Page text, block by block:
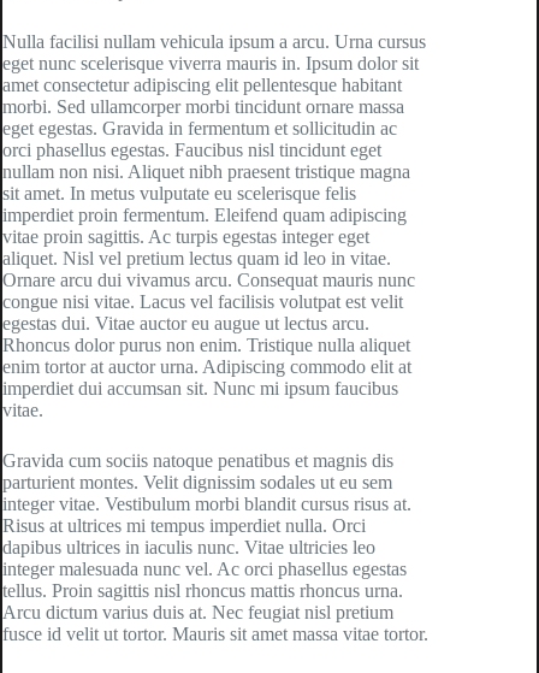
Nulla facilisi nullam vehicula ipsum a arcu. Urna cursus
eget nunc scelerisque viverra mauris in. Ipsum dolor sit
amet consectetur adipiscing elit pellentesque habitant
morbi. Sed ullamcorper morbi tincidunt ornare massa
eget egestas. Gravida in fermentum et sollicitudin ac
orci phasellus egestas. Faucibus nisl tincidunt eget
nullam non nisi. Aliquet nibh praesent tristique magna
sit amet. In metus vulputate eu scelerisque felis
imperdiet proin fermentum. Eleifend quam adipiscing
vitae proin sagittis. Ac turpis egestas integer eget
aliquet. Nisl vel pretium lectus quam id leo in vitae.
Ornare arcu dui vivamus arcu. Consequat mauris nunc
congue nisi vitae. Lacus vel facilisis volutpat est velit
egestas dui. Vitae auctor eu augue ut lectus arcu.
Rhoncus dolor purus non enim. Tristique nulla aliquet
enim tortor at auctor urna. Adipiscing commodo elit at
imperdiet dui accumsan sit. Nunc mi ipsum faucibus
vitae.
Gravida cum sociis natoque penatibus et magnis dis
parturient montes. Velit dignissim sodales ut eu sem
integer vitae. Vestibulum morbi blandit cursus risus at.
Risus at ultrices mi tempus imperdiet nulla. Orci
dapibus ultrices in iaculis nunc. Vitae ultricies leo
integer malesuada nunc vel. Ac orci phasellus egestas
tellus. Proin sagittis nisl rhoncus mattis rhoncus urna.
Arcu dictum varius duis at. Nec feugiat nisl pretium
fusce id velit ut tortor. Mauris sit amet massa vitae tortor.